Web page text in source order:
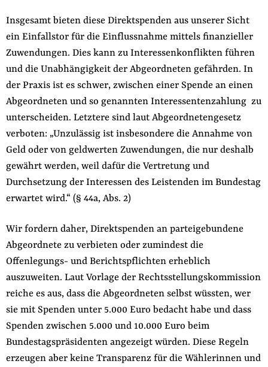
Insgesamt bieten diese Direktspenden aus unserer Sicht
ein Einfallstor für die Einflussnahme mittels finanzieller
Zuwendungen. Dies kann zu Interessenkonflikten führen
und die Unabhängigkeit der Abgeordneten gefährden. In
der Praxis ist es schwer, zwischen einer Spende an einen
Abgeordneten und so genannten Interessentenzahlung zu
unterscheiden. Letztere sind laut Abgeordnetengesetz
verboten: „Unzulässig ist insbesondere die Annahme von
Geld oder von geldwerten Zuwendungen, die nur deshalb
gewährt werden, weil dafür die Vertretung und
Durchsetzung der Interessen des Leistenden im Bundestag
erwartet wird.“ (§ 44a, Abs. 2)
Wir fordern daher, Direktspenden an parteigebundene
Abgeordnete zu verbieten oder zumindest die
Offenlegungs- und Berichtspflichten erheblich
auszuweiten. Laut Vorlage der Rechtsstellungskommission
reiche es aus, dass die Abgeordneten selbst wüssten, wer
sie mit Spenden unter 5.000 Euro bedacht habe und dass
Spenden zwischen 5.000 und 10.000 Euro beim
Bundestagspräsidenten angezeigt würden. Diese Regeln
erzeugen aber keine Transparenz für die Wählerinnen und